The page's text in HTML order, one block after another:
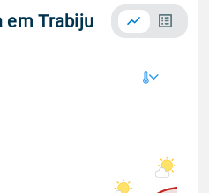
em Trabiju